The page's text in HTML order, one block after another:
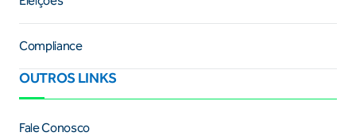
Compliance
OUTROS LINKS
Fale Conosco